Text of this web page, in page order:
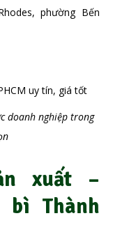
phường Bến
doanh nghiệp trong
xuất –
bì Thành